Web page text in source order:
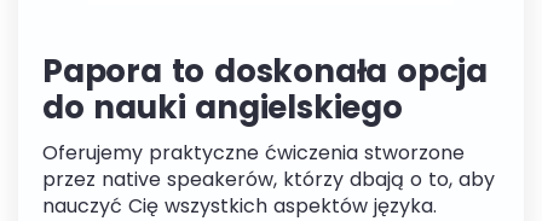
Papora to doskonała opcja
do nauki angielskiego
Oferujemy praktyczne ćwiczenia stworzone
przez native speakerów, którzy dbają o to, aby
nauczyć Cię wszystkich aspektów języka.